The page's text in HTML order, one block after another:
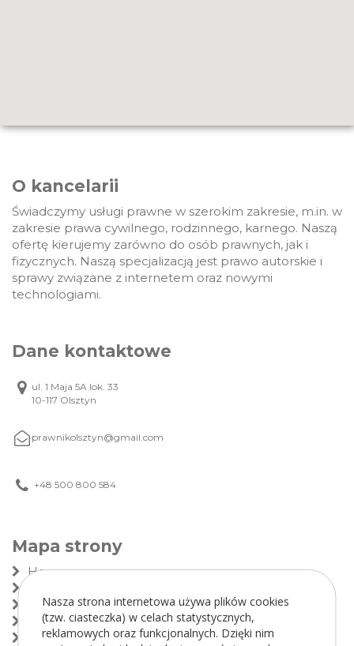
Nasza strona internetowa używa plików cookies
(tzw. ciasteczka) w celach statystycznych,
reklamowych oraz funkcjonalnych. Dzięki nim
O kancelarii
Świadczymy usługi prawne w szerokim zakresie, m.in. w
zakresie prawa cywilnego, rodzinnego, karnego. Naszą
ofertę kierujemy zarówno do osób prawnych, jak i
fizycznych. Naszą specjalizacją jest prawo autorskie i
sprawy związane z internetem oraz nowymi
technologiami.
Dane kontaktowe
ul. 1 Maja 5A lok. 33
10-117 Olsztyn
prawnikolsztyn@gmail.com
+48 500 800 584
Mapa strony
Home
Zespół
Zakres usług
Wynagrodzenie